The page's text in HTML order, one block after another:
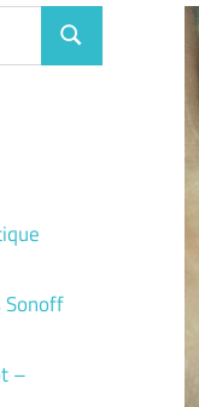
Search
Sonoff
–